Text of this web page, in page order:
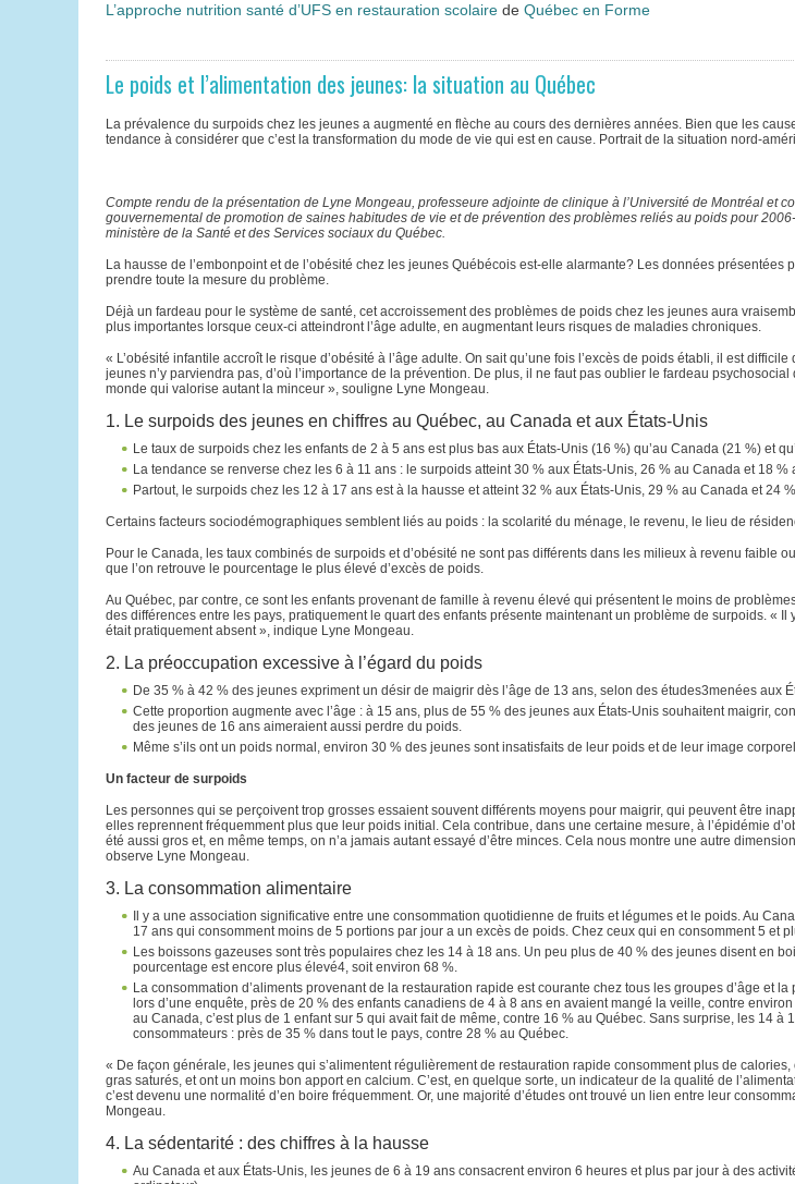
L’approche nutrition santé d’UFS en restauration scolaire de Québec en Forme
Le poids et l’alimentation des jeunes: la situation au Québec
La prévalence du surpoids chez les jeunes a augmenté en flèche au cours des dernières années. Bien que les
tendance à considérer que c’est la transformation du mode de vie qui est en cause. Portrait de la situation nord-
Compte rendu de la présentation de Lyne Mongeau, professeure adjointe de clinique à l’Université de Montréal et
gouvernemental de promotion de saines habitudes de vie et de prévention des problèmes reliés au poids pour
ministère de la Santé et des Services sociaux du Québec.
La hausse de l’embonpoint et de l’obésité chez les jeunes Québécois est-elle alarmante? Les données présentées
prendre toute la mesure du problème.
Déjà un fardeau pour le système de santé, cet accroissement des problèmes de poids chez les jeunes aura
plus importantes lorsque ceux-ci atteindront l’âge adulte, en augmentant leurs risques de maladies chroniques.
« L’obésité infantile accroît le risque d’obésité à l’âge adulte. On sait qu’une fois l’excès de poids établi, il est
jeunes n’y parviendra pas, d’où l’importance de la prévention. De plus, il ne faut pas oublier le fardeau
monde qui valorise autant la minceur », souligne Lyne Mongeau.
1. Le surpoids des jeunes en chiffres au Québec, au Canada et aux États-Unis
Le taux de surpoids chez les enfants de 2 à 5 ans est plus bas aux États-Unis (16 %) qu’au Canada (21 %) et
La tendance se renverse chez les 6 à 11 ans : le surpoids atteint 30 % aux États-Unis, 26 % au Canada et 18 %
Partout, le surpoids chez les 12 à 17 ans est à la hausse et atteint 32 % aux États-Unis, 29 % au Canada et 24
Certains facteurs sociodémographiques semblent liés au poids : la scolarité du ménage, le revenu, le lieu de
Pour le Canada, les taux combinés de surpoids et d’obésité ne sont pas différents dans les milieux à revenu faible
que l’on retrouve le pourcentage le plus élevé d’excès de poids.
Au Québec, par contre, ce sont les enfants provenant de famille à revenu élevé qui présentent le moins de
des différences entre les pays, pratiquement le quart des enfants présente maintenant un problème de surpoids. « Il
était pratiquement absent », indique Lyne Mongeau.
2. La préoccupation excessive à l’égard du poids
De 35 % à 42 % des jeunes expriment un désir de maigrir dès l’âge de 13 ans, selon des études3menées aux
Cette proportion augmente avec l’âge : à 15 ans, plus de 55 % des jeunes aux États-Unis souhaitent maigrir,
des jeunes de 16 ans aimeraient aussi perdre du poids.
Même s’ils ont un poids normal, environ 30 % des jeunes sont insatisfaits de leur poids et de leur image
Un facteur de surpoids
Les personnes qui se perçoivent trop grosses essaient souvent différents moyens pour maigrir, qui peuvent être
elles reprennent fréquemment plus que leur poids initial. Cela contribue, dans une certaine mesure, à l’épidémie
été aussi gros et, en même temps, on n’a jamais autant essayé d’être minces. Cela nous montre une autre
observe Lyne Mongeau.
3. La consommation alimentaire
Il y a une association significative entre une consommation quotidienne de fruits et légumes et le poids. Au
17 ans qui consomment moins de 5 portions par jour a un excès de poids. Chez ceux qui en consomment 5 et
Les boissons gazeuses sont très populaires chez les 14 à 18 ans. Un peu plus de 40 % des jeunes disent en
pourcentage est encore plus élevé4, soit environ 68 %.
La consommation d’aliments provenant de la restauration rapide est courante chez tous les groupes d’âge et
lors d’une enquête, près de 20 % des enfants canadiens de 4 à 8 ans en avaient mangé la veille, contre
au Canada, c’est plus de 1 enfant sur 5 qui avait fait de même, contre 16 % au Québec. Sans surprise, les 14 à
consommateurs : près de 35 % dans tout le pays, contre 28 % au Québec.
« De façon générale, les jeunes qui s’alimentent régulièrement de restauration rapide consomment plus de
gras saturés, et ont un moins bon apport en calcium. C’est, en quelque sorte, un indicateur de la qualité de
c’est devenu une normalité d’en boire fréquemment. Or, une majorité d’études ont trouvé un lien entre leur
Mongeau.
4. La sédentarité : des chiffres à la hausse
Au Canada et aux États-Unis, les jeunes de 6 à 19 ans consacrent environ 6 heures et plus par jour à des